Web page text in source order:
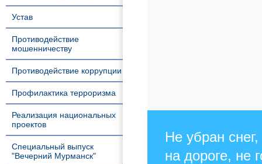
Устав
Противодействие
мошенничеству
Противодействие коррупции
Профилактика терроризма
Реализация национальных
проектов
Специальный выпуск
"Вечерний Мурманск"
Не убран
на дороге, не